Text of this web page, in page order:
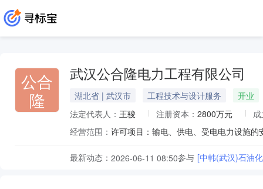
公合
隆
武汉公合隆电力工程有限公司
湖北省 | 武汉市 工程技术与设计服务
开业
法定代表人： 王骏 注册资本： 2800万元
经营范围：
最新动态： 2026-06-11 08:50参与 [中韩(武汉)石油